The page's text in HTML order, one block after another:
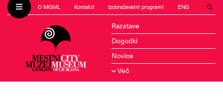
O MGML Kontakti Izobraževalni programi ENG
Razstave
Dogodki
Novice
Več